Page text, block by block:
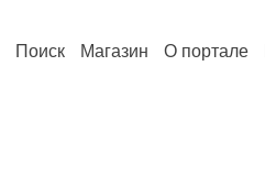
Поиск Магазин О портале